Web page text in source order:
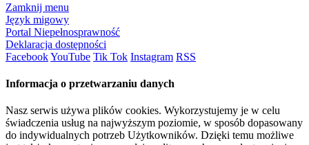
Zamknij menu
Język migowy
Portal Niepełnosprawność
Deklaracja dostępności
FacebookYouTube Tik Tok Instagram RSS
Informacja o przetwarzaniu danych
Nasz serwis używa plików cookies. Wykorzystujemy je w celu
świadczenia usług na najwyższym poziomie, w sposób dopasowany
do indywidualnych potrzeb Użytkowników. Dzięki temu możliwe